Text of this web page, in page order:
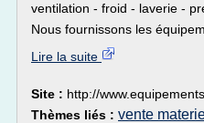
ventilation - froid - laverie -
Nous fournissons les
Lire la suite
Site : http://
Thèmes liés : vente